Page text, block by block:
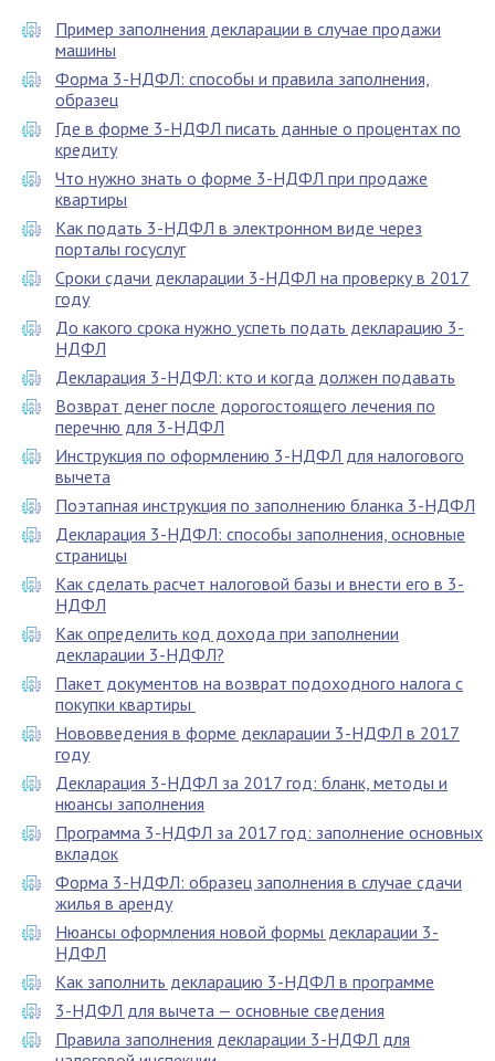
Пример заполнения декларации в случае продажи
машины
Форма 3-НДФЛ: способы и правила заполнения,
образец
Где в форме 3-НДФЛ писать данные о процентах по
кредиту
Что нужно знать о форме 3-НДФЛ при продаже
квартиры
Как подать 3-НДФЛ в электронном виде через
порталы госуслуг
Сроки сдачи декларации 3-НДФЛ на проверку в 2017
году
До какого срока нужно успеть подать декларацию 3-
НДФЛ
Декларация 3-НДФЛ: кто и когда должен подавать
Возврат денег после дорогостоящего лечения по
перечню для 3-НДФЛ
Инструкция по оформлению 3-НДФЛ для налогового
вычета
Поэтапная инструкция по заполнению бланка 3-НДФЛ
Декларация 3-НДФЛ: способы заполнения, основные
страницы
Как сделать расчет налоговой базы и внести его в 3-
НДФЛ
Как определить код дохода при заполнении
декларации 3-НДФЛ?
Пакет документов на возврат подоходного налога с
покупки квартиры
Нововведения в форме декларации 3-НДФЛ в 2017
году
Декларация 3-НДФЛ за 2017 год: бланк, методы и
нюансы заполнения
Программа 3-НДФЛ за 2017 год: заполнение основных
вкладок
Форма 3-НДФЛ: образец заполнения в случае сдачи
жилья в аренду
Нюансы оформления новой формы декларации 3-
НДФЛ
Как заполнить декларацию 3-НДФЛ в программе
3-НДФЛ для вычета — основные сведения
Правила заполнения декларации 3-НДФЛ для